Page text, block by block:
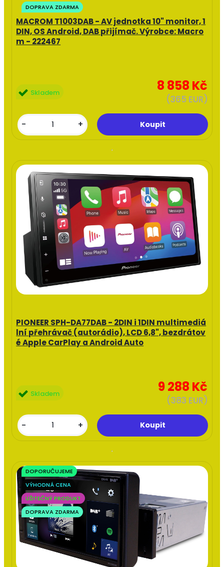
MACROM T1003DAB - AV jednotka 10" monitor, 1
DIN, OS Android, DAB přijímač. Výrobce: Macro
m - 222467
8 858 Kč
(365 EUR)
Skladem
- +
DOPRAVA ZDARMA
PIONEER SPH-DA77DAB - 2DIN i 1DIN multimediá
lní přehrávač (autorádio), LCD 6,8", bezdrátov
é Apple CarPlay a Android Auto
9 288 Kč
(383 EUR)
Skladem
- +
DOPORUČUJEME
VÝHODNÁ CENA
UŽITEČNÝ PRODUKT
DOPRAVA ZDARMA